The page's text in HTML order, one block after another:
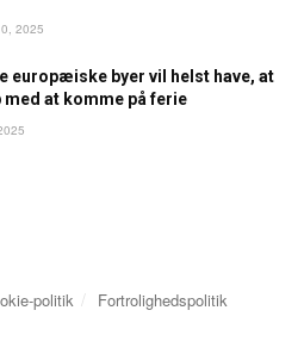
2025
europæiske byer vil helst have, at
med at komme på ferie
politik Fortrolighedspolitik